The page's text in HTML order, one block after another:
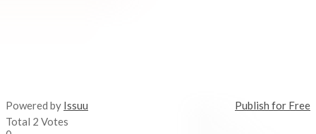
Powered by Issuu
Publish for Free
Total 2 Votes